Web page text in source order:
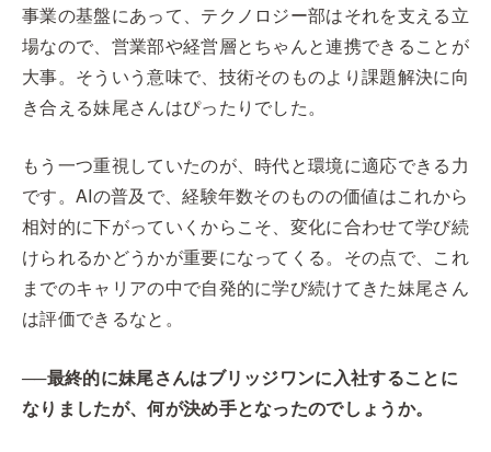
事業の基盤にあって、テクノロジー部はそれを支える立
場なので、営業部や経営層とちゃんと連携できることが
大事。そういう意味で、技術そのものより課題解決に向
き合える妹尾さんはぴったりでした。
もう一つ重視していたのが、時代と環境に適応できる力
です。AIの普及で、経験年数そのものの価値はこれから
相対的に下がっていくからこそ、変化に合わせて学び続
けられるかどうかが重要になってくる。その点で、これ
までのキャリアの中で自発的に学び続けてきた妹尾さん
は評価できるなと。
──最終的に妹尾さんはブリッジワンに入社することに
なりましたが、何が決め手となったのでしょうか。